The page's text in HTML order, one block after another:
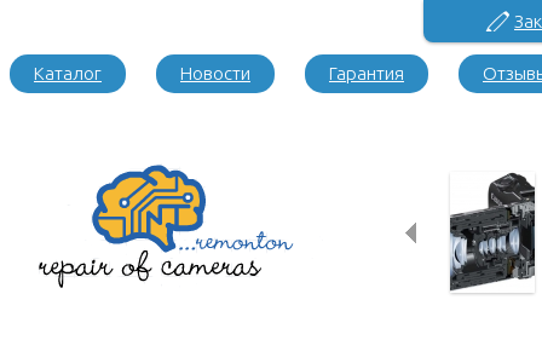
Каталог Новости Гарантия